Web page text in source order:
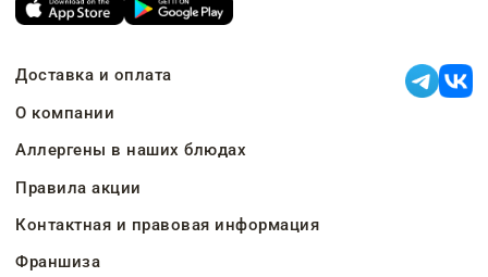
Доставка и оплата
О компании
Аллергены в наших блюдах
Правила акции
Контактная и правовая информация
Франшиза